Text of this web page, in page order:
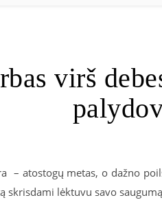
virš
– atostogų metas, o dažno
skrisdami lėktuvu savo